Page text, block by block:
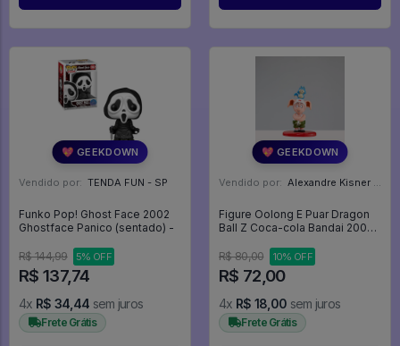
💖 GEEKDOWN
Vendido por: TENDA FUN - SP
Funko Pop! Ghost Face 2002
Ghostface Panico (sentado) -
R$ 144,99 5% OFF
R$ 137,74
4x R$ 34,44 sem juros
Frete Grátis
💖 GEEKDOWN
Vendido por: Alexandre Kisner - PR
Figure Oolong E Puar Dragon
Ball Z Coca-cola Bandai 2003
R$ 80,00
10% OFF
R$ 72,00
4x R$ 18,00 sem juros
Frete Grátis